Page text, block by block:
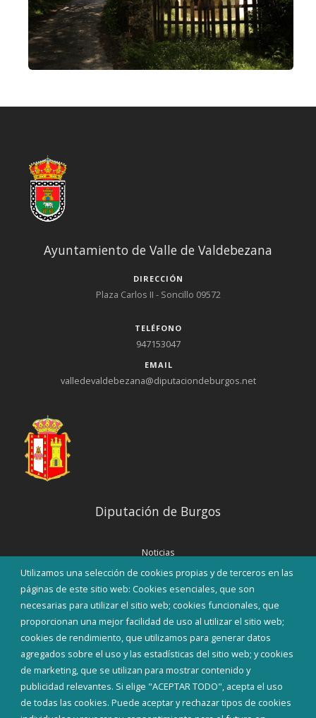
Utilizamos una selección de cookies propias y de terceros en las
páginas de este sitio web: Cookies esenciales, que son
necesarias para utilizar el sitio web; cookies funcionales, que
proporcionan una mejor facilidad de uso al utilizar el sitio web;
cookies de rendimiento, que utilizamos para generar datos
agregados sobre el uso y las estadísticas del sitio web; y cookies
de marketing, que se utilizan para mostrar contenido y
publicidad relevantes. Si elige "ACEPTAR TODO", acepta el uso
de todas las cookies. Puede aceptar y rechazar tipos de cookies
Ayuntamiento de Valle de Valdebezana
DIRECCIÓN
Plaza Carlos II - Soncillo 09572
TELÉFONO
947153047
EMAIL
valledevaldebezana@diputaciondeburgos.net
Diputación de Burgos
Noticias
Eventos
Corporación Municipal
Teléfonos de interés
INICIAR SESIÓN
MAPA WEB